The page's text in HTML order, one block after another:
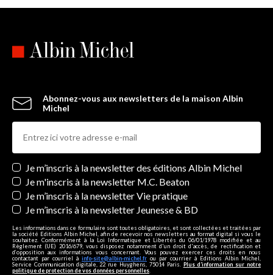
Abonnez-vous aux newsletters de la maison Albin
Michel
Newsletters
Je m’inscris à la newsletter des éditions Albin Michel
Je m'inscris à la newsletter M.C. Beaton
Je m’inscris à la newsletter Vie pratique
Je m’inscris à la newsletter Jeunesse & BD
Les informations dans ce formulaire sont toutes obligatoires, et sont collectées et traitées par
la société Editions Albin Michel, afin de recevoir nos newsletters au format digital si vous le
souhaitez. Conformément à la Loi Informatique et Libertés du 06/01/1978 modifiée et au
Règlement (UE) 2016/679, vous disposez notamment d'un droit d'accès, de rectification et
d’opposition aux informations vous concernant. Vous pouvez exercer ces droits en nous
contactant par courriel à info-site@albin-michel.fr ou par courrier à Editions Albin Michel,
Service Communication digitale, 22 rue Huyghens, 75014 Paris. Plus d’information sur notre
politique de protection de vos données personnelles